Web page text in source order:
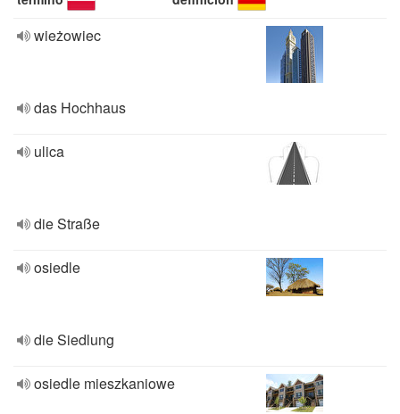
wieżowiec
das Hochhaus
ulica
die Straße
osiedle
die Siedlung
osiedle mieszkaniowe